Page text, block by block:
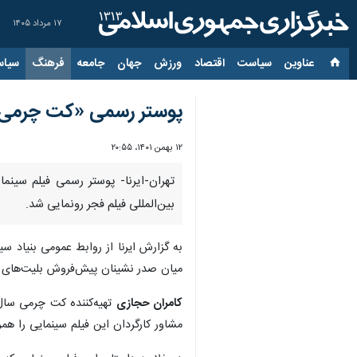
۱۷ مرداد ۱۴۰۵
عناوین‌ سیاست اقتصاد ورزش جهان جامعه فرهنگ
پوستر رسمی «کت
۱۲ بهمن ۱۴۰۱، ۲۰:۵۵